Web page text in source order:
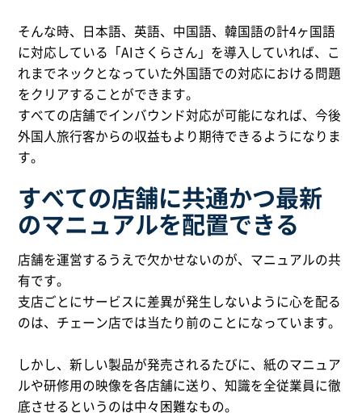
そんな時、日本語、英語、中国語、韓国語の計4ヶ国語
に対応している「AIさくらさん」を導入していれば、こ
れまでネックとなっていた外国語での対応における問題
をクリアすることができます。
すべての店舗でインバウンド対応が可能になれば、今後
外国人旅行客からの収益もより期待できるようになりま
す。
すべての店舗に共通かつ最新
のマニュアルを配置できる
店舗を運営するうえで欠かせないのが、マニュアルの共
有です。
支店ごとにサービスに差異が発生しないように心を配る
のは、チェーン店では当たり前のことになっています。
しかし、新しい製品が発売されるたびに、紙のマニュア
ルや研修用の映像を各店舗に送り、知識を全従業員に徹
底させるというのは中々困難なもの。